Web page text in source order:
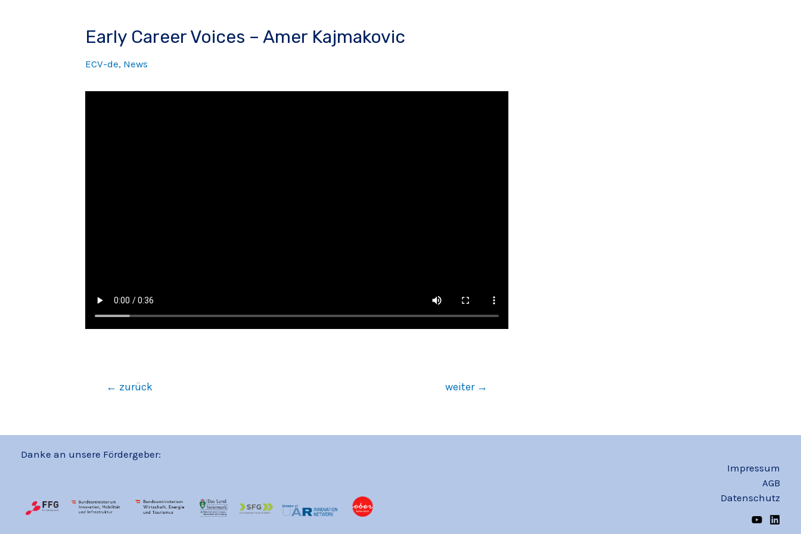
Early Career Voices – Amer Kajmakovic
ECV-de, News
← zurück weiter →
Danke an unsere Fördergeber:
Impressum
AGB
Datenschutz